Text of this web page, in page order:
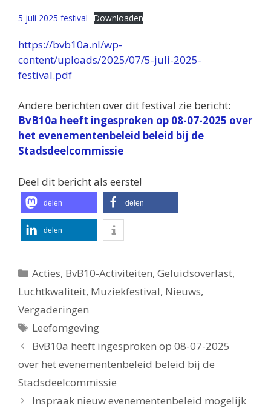
5 juli 2025 festival Downloaden
https://bvb10a.nl/wp-
content/uploads/2025/07/5-juli-2025-
festival.pdf
Andere berichten over dit festival zie bericht:
BvB10a heeft ingesproken op 08-07-2025 over
het evenementenbeleid beleid bij de
Stadsdeelcommissie
Deel dit bericht als eerste!
delen delen
delen
Categorieën
Acties, BvB10-Activiteiten,Geluidsoverlast,
Luchtkwaliteit, Muziekfestival, Nieuws,
Vergaderingen
Tags
Leefomgeving
BvB10a heeft ingesproken op 08-07-2025
over het evenementenbeleid beleid bij de
Stadsdeelcommissie
Inspraak nieuw evenementenbeleid mogelijk